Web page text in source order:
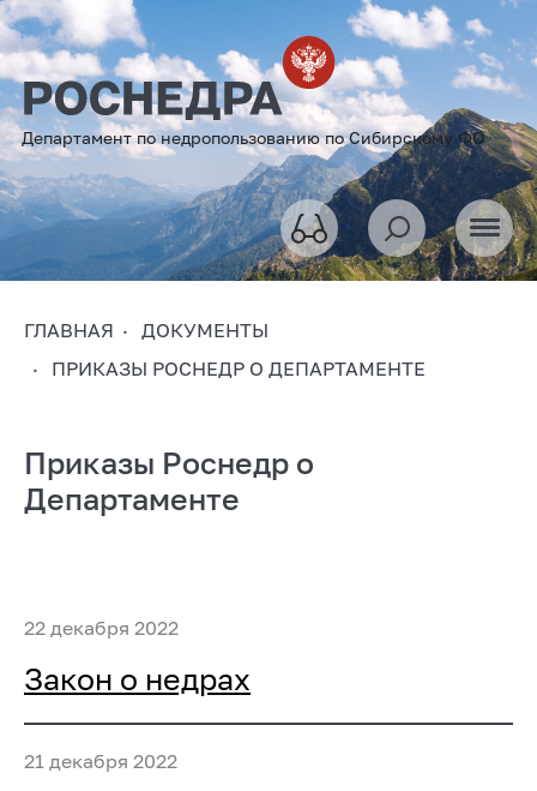
Департамент по недропользованию по Сибирскому ФО
ГЛАВНАЯ
ДОКУМЕНТЫ
ПРИКАЗЫ РОСНЕДР О ДЕПАРТАМЕНТЕ
Приказы Роснедр о
Департаменте
22 декабря 2022
Закон о недрах
21 декабря 2022